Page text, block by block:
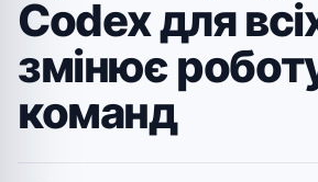
Codex для
змінює
команд